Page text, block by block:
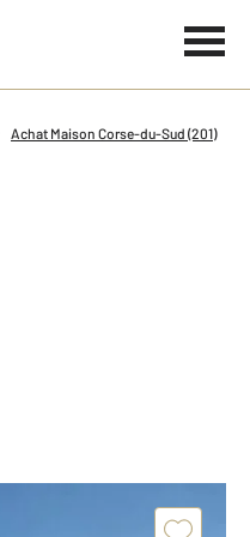
Achat Maison Corse-du-Sud (201)